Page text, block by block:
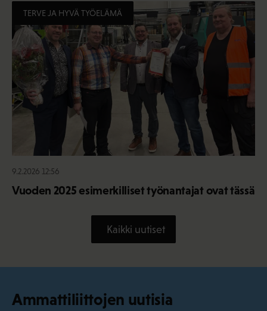
TERVE JA HYVÄ TYÖELÄMÄ
9.2.2026 12:56
Vuoden 2025 esimerkilliset työnantajat ovat tässä
Kaikki uutiset
Ammattiliittojen uutisia